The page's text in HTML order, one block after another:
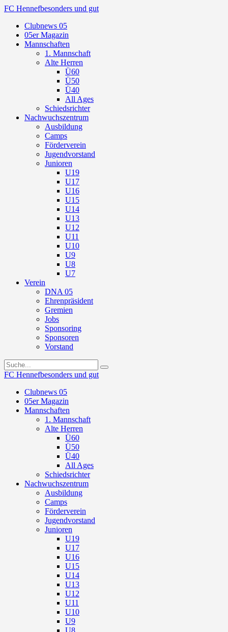
FC Hennefbesonders und gut
Clubnews 05
05er Magazin
Mannschaften
1. Mannschaft
Alte Herren
Ü60
Ü50
Ü40
All Ages
Schiedsrichter
Nachwuchszentrum
Ausbildung
Camps
Förderverein
Jugendvorstand
Junioren
U19
U17
U16
U15
U14
U13
U12
U11
U10
U9
U8
U7
Verein
DNA 05
Ehrenpräsident
Gremien
Jobs
Sponsoring
Sponsoren
Vorstand
FC Hennefbesonders und gut
Clubnews 05
05er Magazin
Mannschaften
1. Mannschaft
Alte Herren
Ü60
Ü50
Ü40
All Ages
Schiedsrichter
Nachwuchszentrum
Ausbildung
Camps
Förderverein
Jugendvorstand
Junioren
U19
U17
U16
U15
U14
U13
U12
U11
U10
U9
U8